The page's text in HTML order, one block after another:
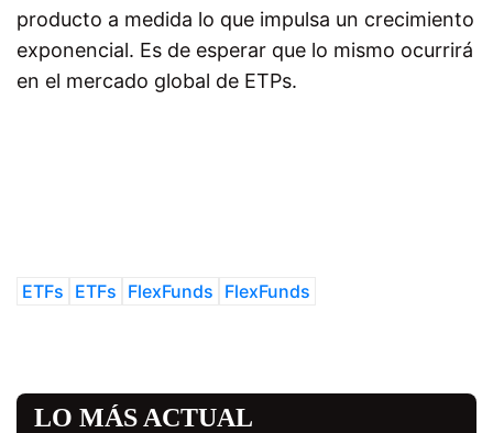
producto a medida lo que impulsa un crecimiento
exponencial. Es de esperar que lo mismo ocurrirá
en el mercado global de ETPs.
ETFs ETFs FlexFunds FlexFunds
LO MÁS ACTUAL